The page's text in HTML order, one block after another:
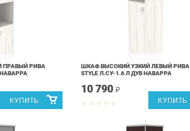
ПРАВЫЙ РИВА
НАВАРРА
ШКАФ ВЫСОКИЙ УЗКИЙ ЛЕВЫЙ РИВА
STYLE Л.СУ-1.6 Л ДУБ НАВАРРА
10 790 ₽